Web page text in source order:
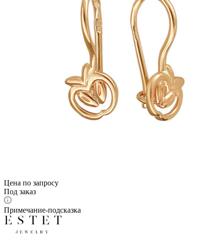
Цена по запросу
Под заказ
Примечание-подсказка